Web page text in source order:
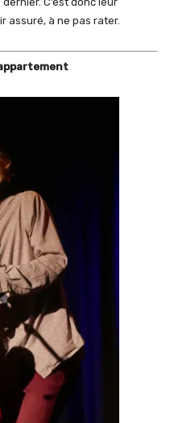
assuré, à ne pas rater.